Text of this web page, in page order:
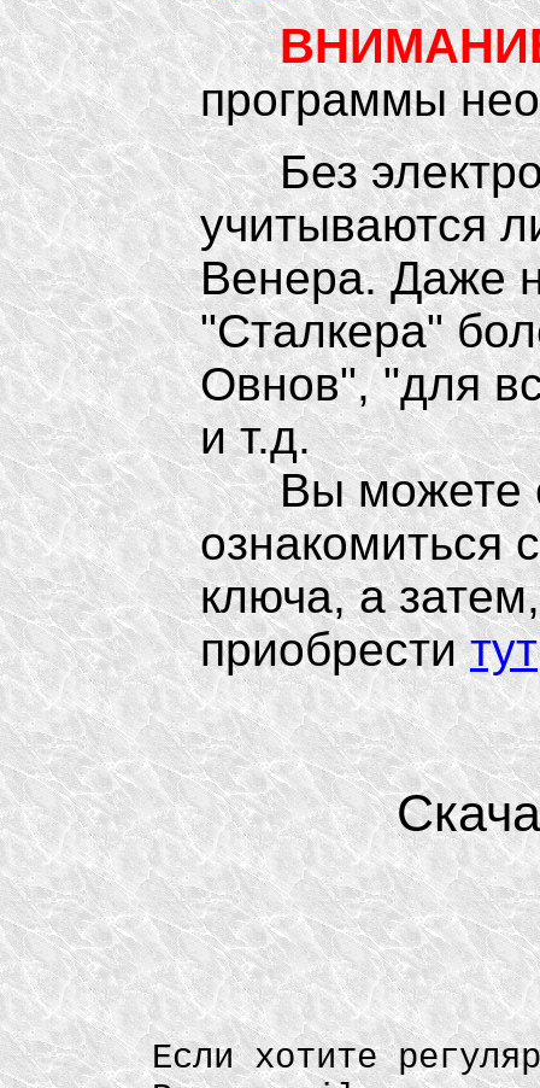
программы
Без
учитываются
Венера. Даже
"Сталкера"
Овнов", "для
и т.д.
Вы можете
ознакомиться
ключа, а
приобреститут
Если хотите